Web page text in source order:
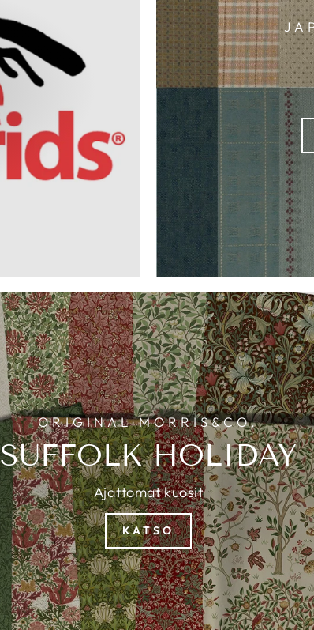
ORIGINAL MORRIS&CO.
SUFFOLK HOLIDAY
Ajattomat kuosit
KATSO